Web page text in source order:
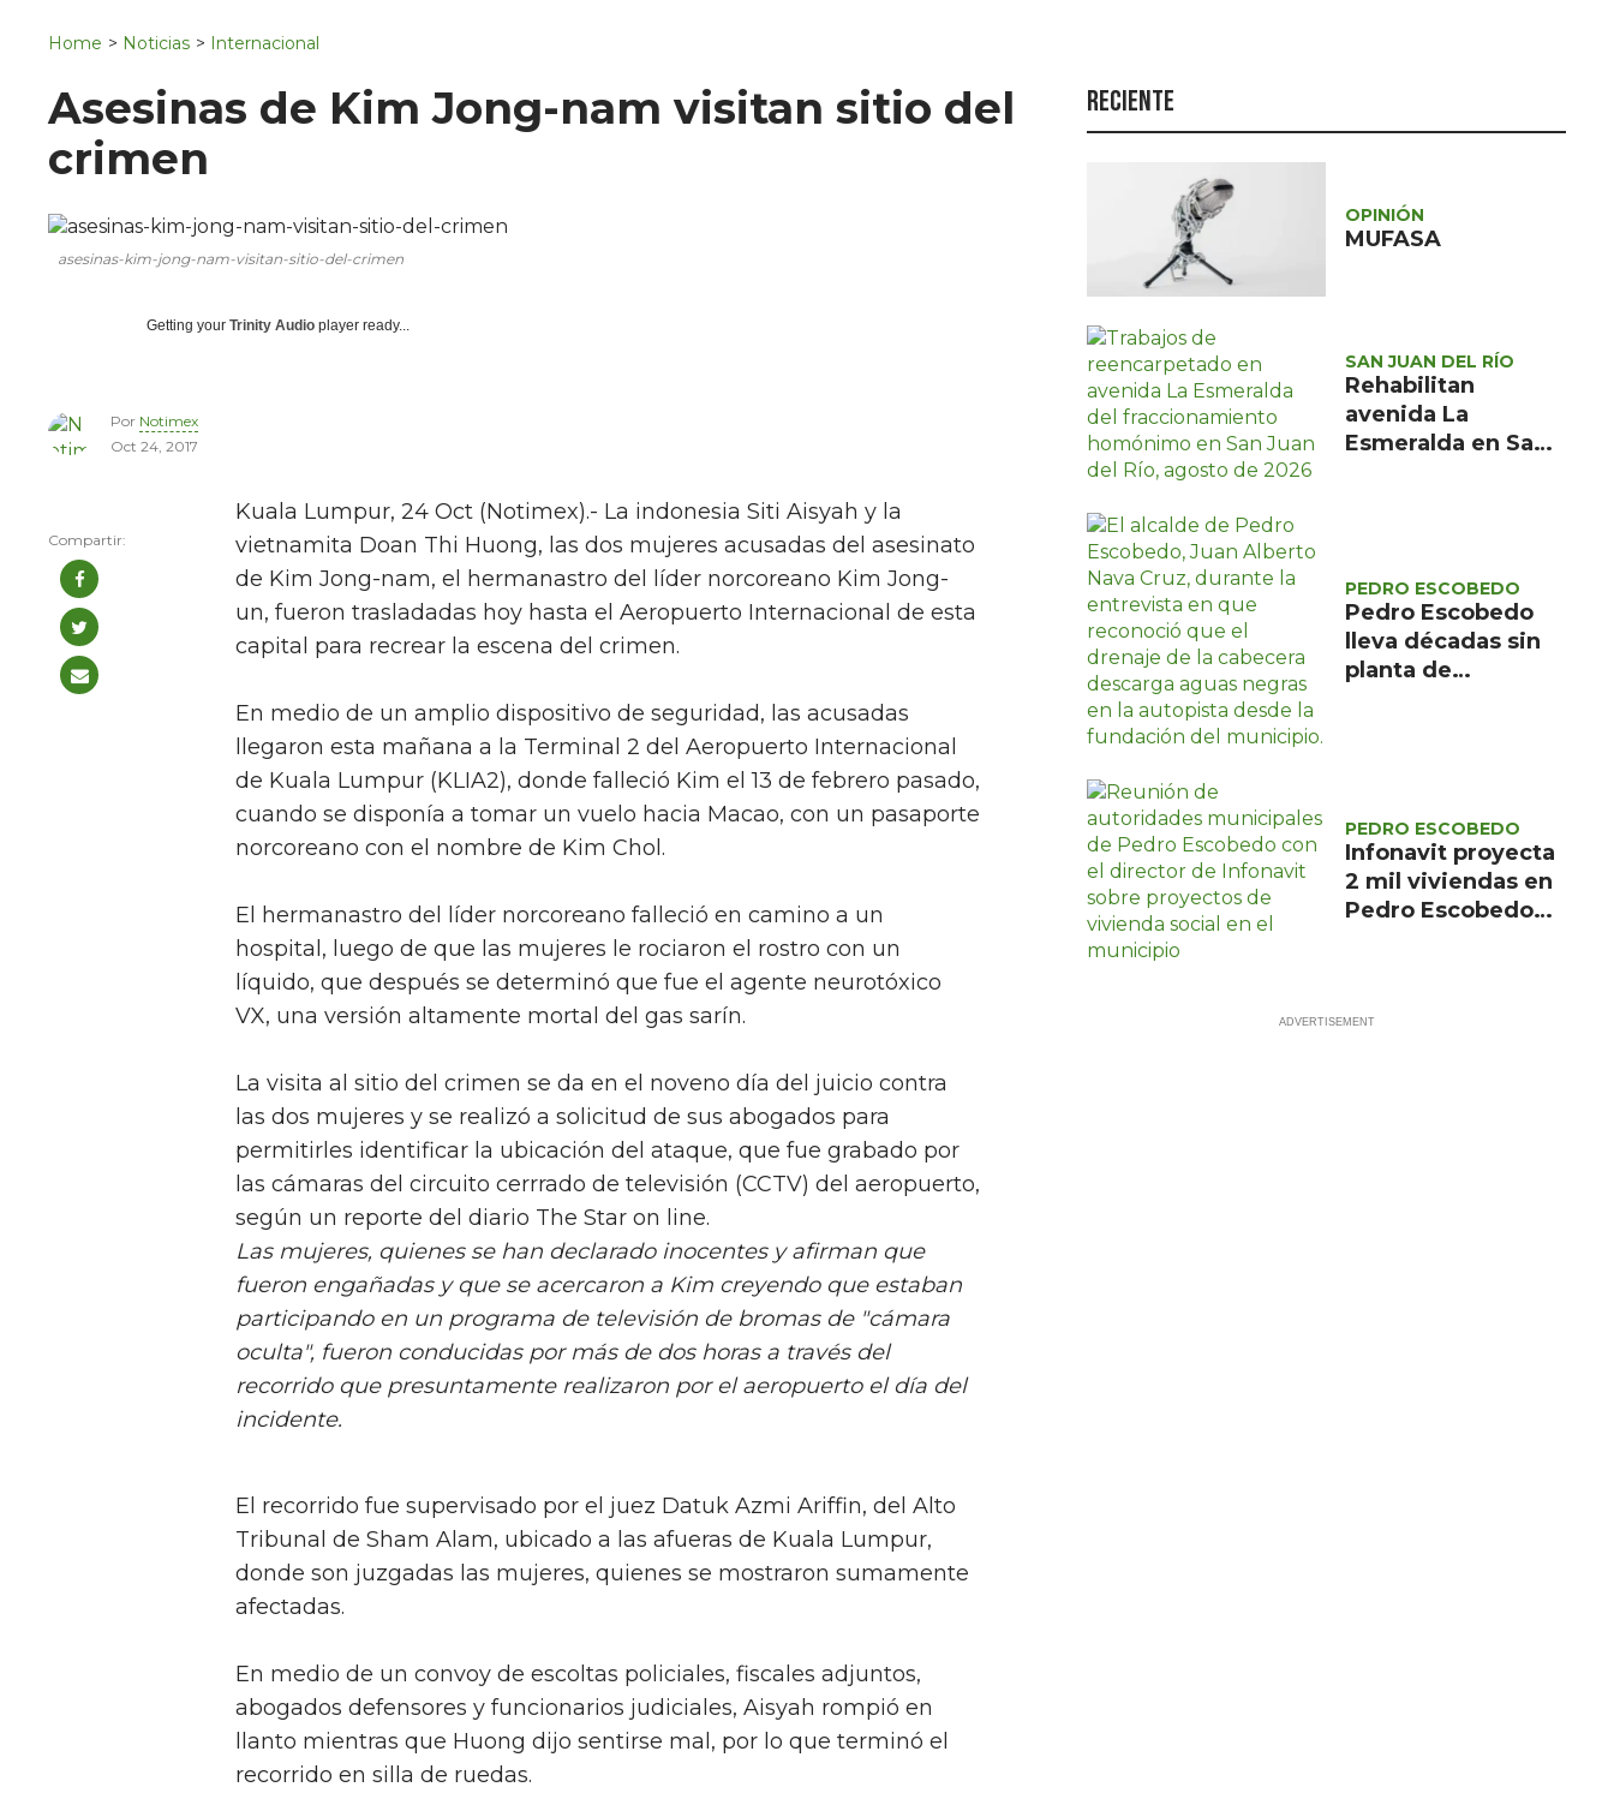
Política
Asuntos Sociales
Home > Noticias > Internacional
Asesinas de Kim Jong-nam visitan sitio del
crimen
asesinas-kim-jong-nam-visitan-sitio-del-crimen
Getting your Trinity Audio player ready...
Por Notimex
Oct 24, 2017
Kuala Lumpur, 24 Oct (Notimex).- La indonesia Siti Aisyah y la
vietnamita Doan Thi Huong, las dos mujeres acusadas del asesinato
de Kim Jong-nam, el hermanastro del líder norcoreano Kim Jong-
un, fueron trasladadas hoy hasta el Aeropuerto Internacional de esta
capital para recrear la escena del crimen.
En medio de un amplio dispositivo de seguridad, las acusadas
llegaron esta mañana a la Terminal 2 del Aeropuerto Internacional
de Kuala Lumpur (KLIA2), donde falleció Kim el 13 de febrero pasado,
cuando se disponía a tomar un vuelo hacia Macao, con un pasaporte
norcoreano con el nombre de Kim Chol.
El hermanastro del líder norcoreano falleció en camino a un
hospital, luego de que las mujeres le rociaron el rostro con un
líquido, que después se determinó que fue el agente neurotóxico
VX, una versión altamente mortal del gas sarín.
La visita al sitio del crimen se da en el noveno día del juicio contra
las dos mujeres y se realizó a solicitud de sus abogados para
permitirles identificar la ubicación del ataque, que fue grabado por
las cámaras del circuito cerrrado de televisión (CCTV) del aeropuerto,
según un reporte del diario The Star on line.
Las mujeres, quienes se han declarado inocentes y afirman que
fueron engañadas y que se acercaron a Kim creyendo que estaban
participando en un programa de televisión de bromas de "cámara
oculta", fueron conducidas por más de dos horas a través del
recorrido que presuntamente realizaron por el aeropuerto el día del
incidente.
El recorrido fue supervisado por el juez Datuk Azmi Ariffin, del Alto
Tribunal de Sham Alam, ubicado a las afueras de Kuala Lumpur,
donde son juzgadas las mujeres, quienes se mostraron sumamente
afectadas.
En medio de un convoy de escoltas policiales, fiscales adjuntos,
abogados defensores y funcionarios judiciales, Aisyah rompió en
llanto mientras que Huong dijo sentirse mal, por lo que terminó el
recorrido en silla de ruedas.
Reciente
OPINIÓN
MUFASA
SAN JUAN DEL RÍO
Rehabilitan
avenida La
Esmeralda en San
PEDRO ESCOBEDO
Pedro Escobedo
lleva décadas sin
planta de
PEDRO ESCOBEDO
Infonavit proyecta
2 mil viviendas en
Pedro Escobedo